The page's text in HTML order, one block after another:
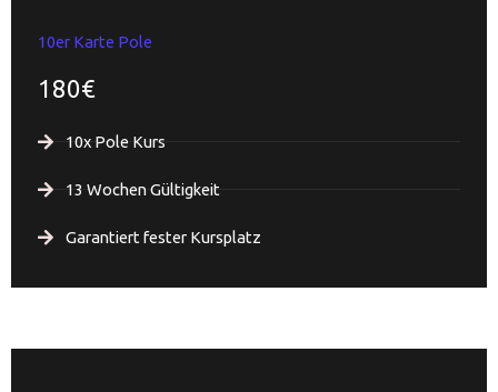
10er Karte Pole
180€
10x Pole Kurs
13 Wochen Gültigkeit
Garantiert fester Kursplatz